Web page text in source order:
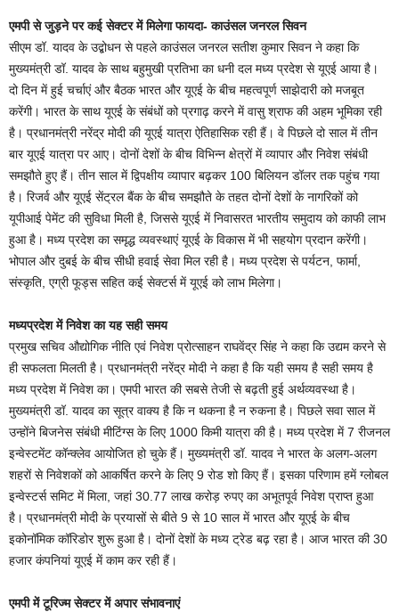
एमपी से जुड़ने पर कई सेक्टर में मिलेगा फायदा- काउंसल जनरल सिवन
सीएम डॉ. यादव के उद्बोधन से पहले काउंसल जनरल सतीश कुमार सिवन ने कहा कि
मुख्यमंत्री डॉ. यादव के साथ बहुमुखी प्रतिभा का धनी दल मध्य प्रदेश से यूएई आया है।
दो दिन में हुई चर्चाएं और बैठक भारत और यूएई के बीच महत्वपूर्ण साझेदारी को मजबूत
करेंगी। भारत के साथ यूएई के संबंधों को प्रगाढ़ करने में वासु श्राफ की अहम भूमिका रही
है। प्रधानमंत्री नरेंद्र मोदी की यूएई यात्रा ऐतिहासिक रही हैं। वे पिछले दो साल में तीन
बार यूएई यात्रा पर आए। दोनों देशों के बीच विभिन्न क्षेत्रों में व्यापार और निवेश संबंधी
समझौते हुए हैं। तीन साल में द्विपक्षीय व्यापार बढ़कर 100 बिलियन डॉलर तक पहुंच गया
है। रिजर्व और यूएई सेंट्रल बैंक के बीच समझौते के तहत दोनों देशों के नागरिकों को
यूपीआई पेमेंट की सुविधा मिली है, जिससे यूएई में निवासरत भारतीय समुदाय को काफी लाभ
हुआ है। मध्य प्रदेश का समृद्ध व्यवस्थाएं यूएई के विकास में भी सहयोग प्रदान करेंगी।
भोपाल और दुबई के बीच सीधी हवाई सेवा मिल रही है। मध्य प्रदेश से पर्यटन, फार्मा,
संस्कृति, एग्री फूड्स सहित कई सेक्टर्स में यूएई को लाभ मिलेगा।
मध्यप्रदेश में निवेश का यह सही समय
प्रमुख सचिव औद्योगिक नीति एवं निवेश प्रोत्साहन राघवेंद्र सिंह ने कहा कि उद्यम करने से
ही सफलता मिलती है। प्रधानमंत्री नरेंद्र मोदी ने कहा है कि यही समय है सही समय है
मध्य प्रदेश में निवेश का। एमपी भारत की सबसे तेजी से बढ़ती हुई अर्थव्यवस्था है।
मुख्यमंत्री डॉ. यादव का सूत्र वाक्य है कि न थकना है न रुकना है। पिछले सवा साल में
उन्होंने बिजनेस संबंधी मीटिंग्स के लिए 1000 किमी यात्रा की है। मध्य प्रदेश में 7 रीजनल
इन्वेस्टमेंट कॉन्क्लेव आयोजित हो चुके हैं। मुख्यमंत्री डॉ. यादव ने भारत के अलग-अलग
शहरों से निवेशकों को आकर्षित करने के लिए 9 रोड शो किए हैं। इसका परिणाम हमें ग्लोबल
इन्वेस्टर्स समिट में मिला, जहां 30.77 लाख करोड़ रुपए का अभूतपूर्व निवेश प्राप्त हुआ
है। प्रधानमंत्री मोदी के प्रयासों से बीते 9 से 10 साल में भारत और यूएई के बीच
इकोनॉमिक कॉरिडोर शुरू हुआ है। दोनों देशों के मध्य ट्रेड बढ़ रहा है। आज भारत की 30
हजार कंपनियां यूएई में काम कर रही हैं।
एमपी में टूरिज्म सेक्टर में अपार संभावनाएं